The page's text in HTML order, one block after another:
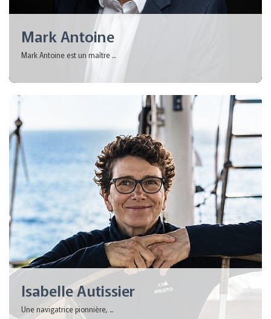
Mark Antoine
Mark Antoine est un maître ...
Isabelle Autissier
Une navigatrice pionnière, ...